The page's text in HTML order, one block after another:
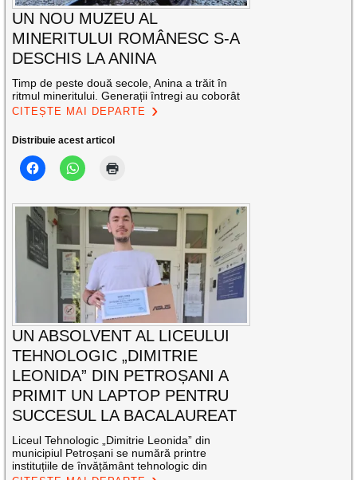
UN NOU MUZEU AL
MINERITULUI ROMÂNESC S-A
DESCHIS LA ANINA
Timp de peste două secole, Anina a trăit în
ritmul mineritului. Generații întregi au coborât
CITEȘTE MAI DEPARTE
Distribuie acest articol
UN ABSOLVENT AL LICEULUI
TEHNOLOGIC „DIMITRIE
LEONIDA” DIN PETROȘANI A
PRIMIT UN LAPTOP PENTRU
SUCCESUL LA BACALAUREAT
Liceul Tehnologic „Dimitrie Leonida” din
municipiul Petroșani se numără printre
instituțiile de învățământ tehnologic din